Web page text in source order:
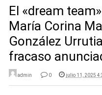
El «dream
María Corina
González
fracaso
admin 0 julio 11, 2025